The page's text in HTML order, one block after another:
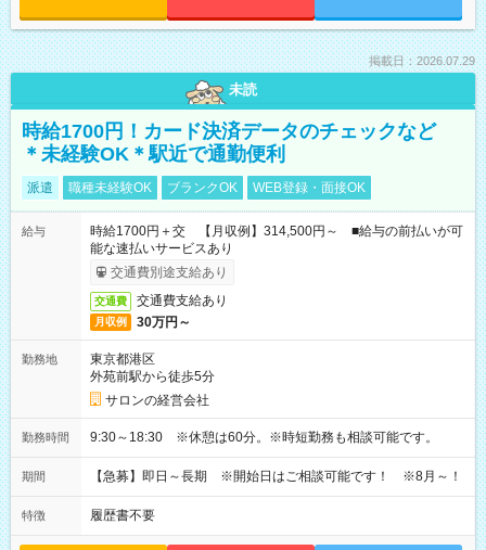
掲載日：2026.07.29
未読
時給1700円！カード決済データのチェックなど
＊未経験OK＊駅近で通勤便利
派遣 職種未経験OK ブランクOK WEB登録・面接OK
給与
時給1700円＋交 【月収例】314,500円～ ■給与の前払いが可
能な速払いサービスあり
交通費別途支給あり
交通費 交通費支給あり
月収例 30万円～
勤務地
東京都港区
外苑前駅から徒歩5分
サロンの経営会社
勤務時間 9:30～18:30 ※休憩は60分。※時短勤務も相談可能です。
期間 【急募】即日～長期 ※開始日はご相談可能です！ ※8月～！
特徴 履歴書不要